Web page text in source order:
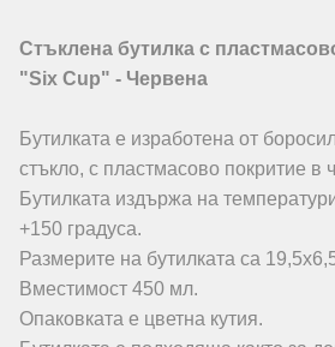
Стъклена бутилка с
"Six Cup" - Червена
Бутилката е изработена от
стъкло, с пластмасово покритие в
Бутилката издържа на
+150 градуса.
Размерите на бутилката са
Вместимост 450 мл.
Опаковката е цветна кутия.